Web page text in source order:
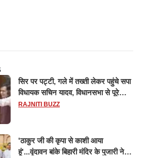
सिर पर पट्टी, गले में तख्ती लेकर पहुंचे सपा
विधायक सचिन यादव, विधानसभा से पूरे
मानसून सत्र के लिए किया गया निलंबित
RAJNITI BUZZ
'ठाकुर जी की कृपा से काशी आया
हूं'...वृंदावन बांके बिहारी मंदिर के पुजारी ने